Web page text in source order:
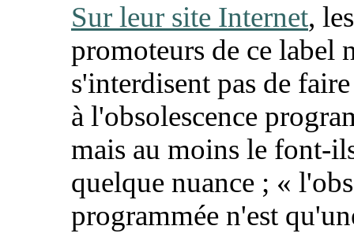
Sur leur site Internet, les
promoteurs de ce label
s'interdisent pas de
à l'obsolescence
mais au moins le font-
quelque nuance ; «
programmée n'est